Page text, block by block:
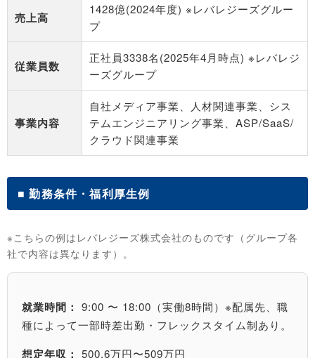
売上高
1428億(2024年度) ※レバレジーズグルー
プ
従業員数
正社員3338名(2025年4月時点) ※レバレジ
ーズグループ
事業内容
自社メディア事業、人材関連事業、シス
テムエンジニアリング事業、ASP/SaaS/
クラウド関連事業
■ 勤務条件・福利厚生例
※こちらの例はレバレジーズ株式会社のものです（グループ各
社で内容は異なります）。
就業時間： 9:00 〜 18:00（実働8時間）※配属先、職
種によって一部時差出勤・フレックスタイム制あり。
想定年収： 500.6万円〜509万円